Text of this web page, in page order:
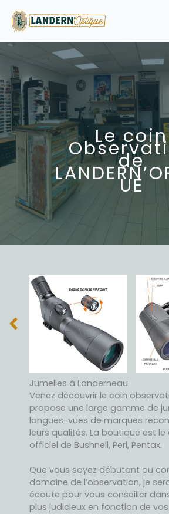
contenu
Le coin
de
UE​
Jumelles à Landerneau
Venez découvrir le coin
propose une large gamme de
longues-vues de marques
leurs qualités. La boutique est
officiel de Bushnell, Perl, Pentax.
Que vous soyez débutant ou
domaine de l’observation, je
écoute pour vous conseiller
plus judicieux en fonction de